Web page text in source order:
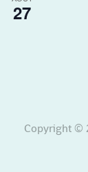
27
Copyright ©